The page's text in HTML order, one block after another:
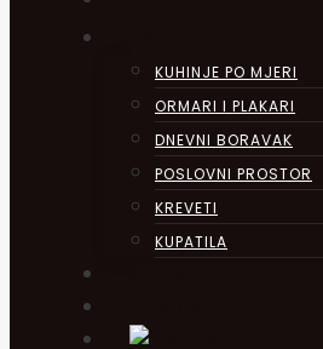
KUHINJE PO MJERI
ORMARI I PLAKARI
DNEVNI BORAVAK
POSLOVNI PROSTOR
KREVETI
KUPATILA